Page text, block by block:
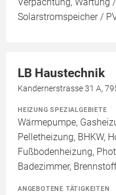
Solarstromspeicher /
LB Haustechnik
Kandernerstrasse 31 A,
HEIZUNG SPEZIALGEBIETE
Wärmepumpe,
Pelletheizung, BHKW,
Fußbodenheizung,
Badezimmer,
ANGEBOTENE TÄTIGKEITEN